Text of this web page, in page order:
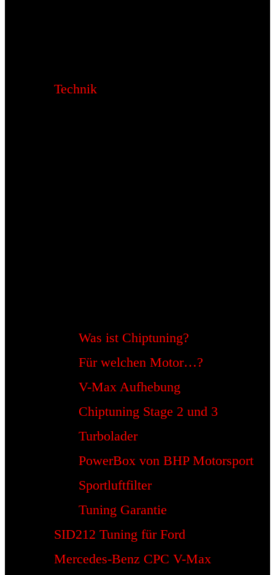
Technik
Was ist Chiptuning?
Für welchen Motor…?
V-Max Aufhebung
Chiptuning Stage 2 und 3
Turbolader
PowerBox von BHP Motorsport
Sportluftfilter
Tuning Garantie
SID212 Tuning für Ford
Mercedes-Benz CPC V-Max